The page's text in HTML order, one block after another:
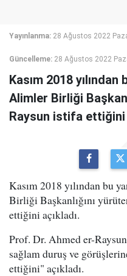
Yayınlanma: 28 Ağustos 2022
Güncelleme: 28 Ağustos 2022
Kasım 2018
Alimler Birliği
Raysun istifa ettiğini
Kasım 2018 yılından bu
Birliği Başkanlığını
ettiğini açıkladı.
Prof. Dr. Ahmed er-
sağlam duruş ve
ettiğini" açıkladı.